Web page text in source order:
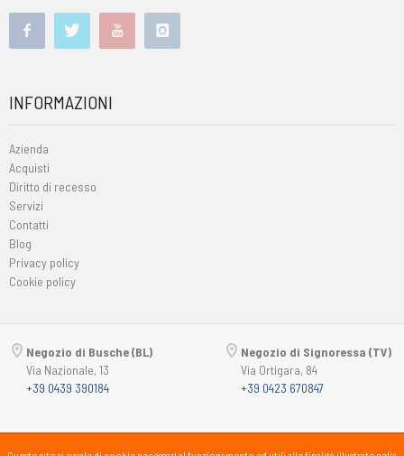
INFORMAZIONI
Azienda
Acquisti
Diritto di recesso
Servizi
Contatti
Blog
Privacy policy
Cookie policy
Negozio di Busche (BL)
Via Nazionale, 13
+39 0439 390184
Negozio di Signoressa (TV)
Via Ortigara, 84
+39 0423 670847